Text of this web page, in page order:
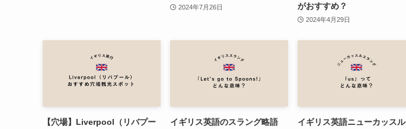
2024年7月26日
がおすすめ？
2024年4月29日
【穴場】Liverpool（リバプー
イギリス英語のスラング略語
イギリス英語ニューカッスル